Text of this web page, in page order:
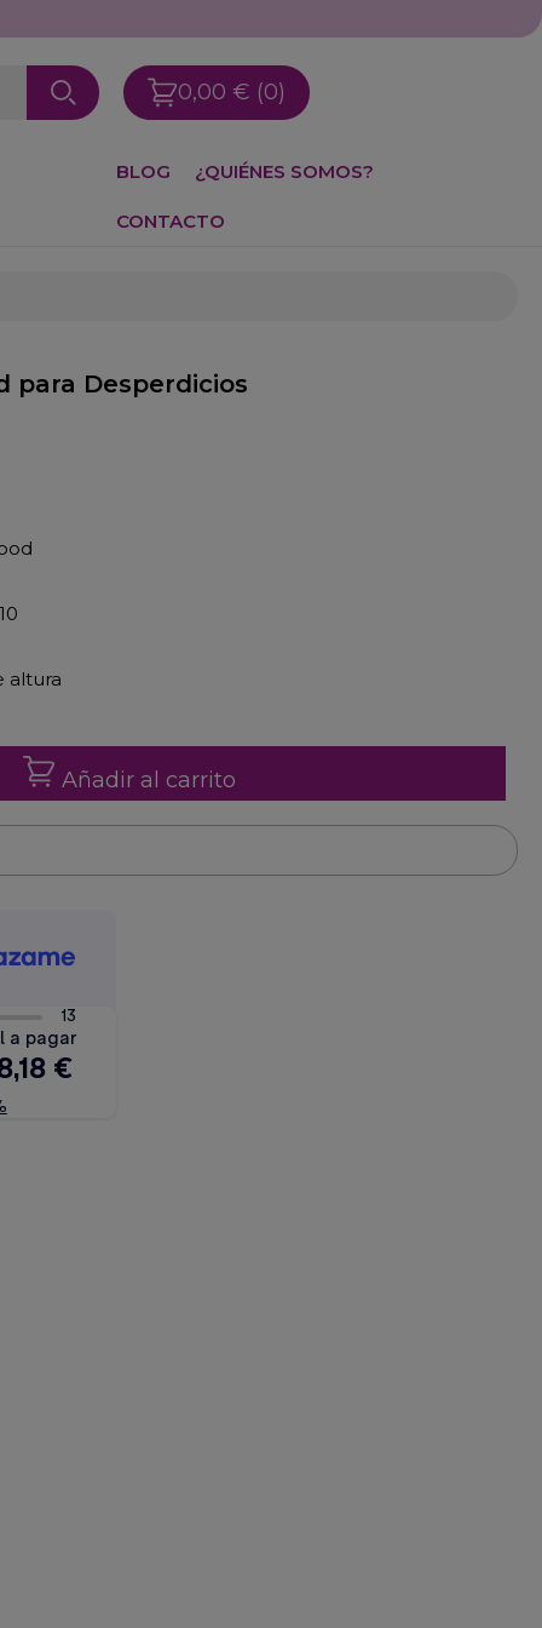
0,00 € (0)
BLOG ¿QUIÉNES SOMOS?
CONTACTO
para Desperdicios
altura
Añadir al carrito